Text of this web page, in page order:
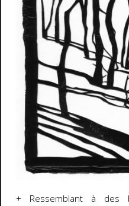
+ Ressemblant à des